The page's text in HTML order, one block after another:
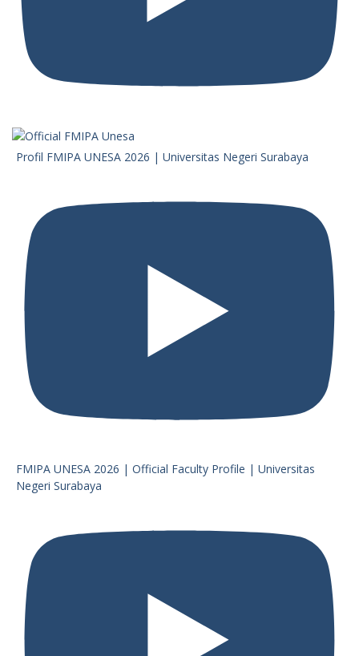
Profil FMIPA UNESA 2026 | Universitas Negeri Surabaya
FMIPA UNESA 2026 | Official Faculty Profile | Universitas
Negeri Surabaya